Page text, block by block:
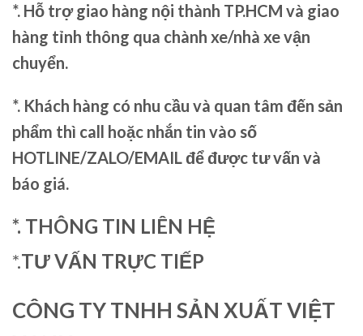
*. Hỗ trợ giao hàng nội thành TP.HCM và giao
hàng tỉnh thông qua chành xe/nhà xe vận
chuyển.
*. Khách hàng có nhu cầu và quan tâm đến sản
phẩm thì call hoặc nhắn tin vào số
HOTLINE/ZALO/EMAIL để được tư vấn và
báo giá.
*. THÔNG TIN LIÊN HỆ
*.TƯ VẤN TRỰC TIẾP
CÔNG TY TNHH SẢN XUẤT VIỆT